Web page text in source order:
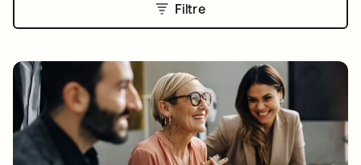
Filtre